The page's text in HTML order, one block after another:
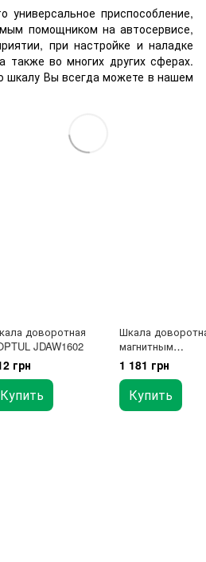
приспособление,
помощником на автосервисе,
при настройке и наладке
также во многих других сферах.
шкалу Вы всегда можете в нашем
доворотная
JDAW1602
грн
Купить
Шкала
магнитным
креплением
JDAW1601
1 181 грн
Купить